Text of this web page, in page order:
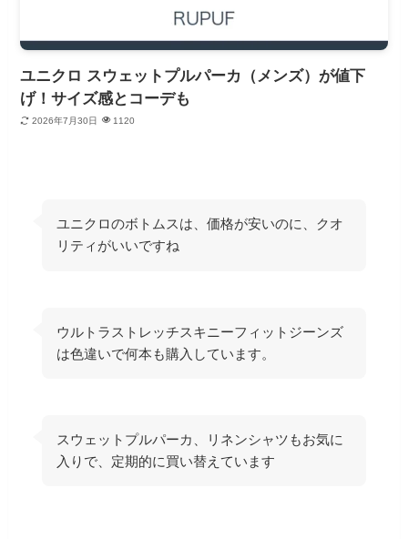
ユニクロ スウェットプルパーカ（メンズ）が値下
げ！サイズ感とコーデも
2026年7月30日 1120
ユニクロのボトムスは、価格が安いのに、クオ
リティがいいですね
ウルトラストレッチスキニーフィットジーンズ
は色違いで何本も購入しています。
スウェットプルパーカ、リネンシャツもお気に
入りで、定期的に買い替えています